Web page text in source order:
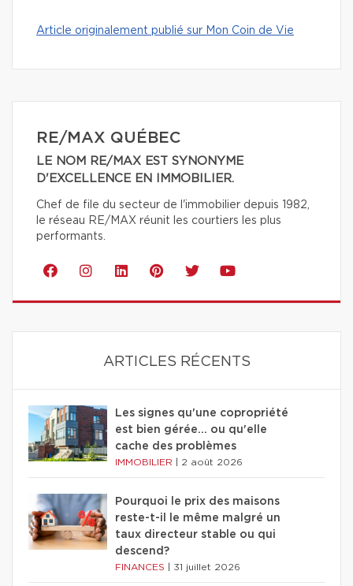
Article originalement publié sur Mon Coin de Vie
RE/MAX QUÉBEC
LE NOM RE/MAX EST SYNONYME
D'EXCELLENCE EN IMMOBILIER.
Chef de file du secteur de l'immobilier depuis 1982,
le réseau RE/MAX réunit les courtiers les plus
performants.
ARTICLES RÉCENTS
Les signes qu'une copropriété
est bien gérée… ou qu'elle
cache des problèmes
IMMOBILIER 2 août 2026
Pourquoi le prix des maisons
reste-t-il le même malgré un
taux directeur stable ou qui
descend?
FINANCES 31 juillet 2026